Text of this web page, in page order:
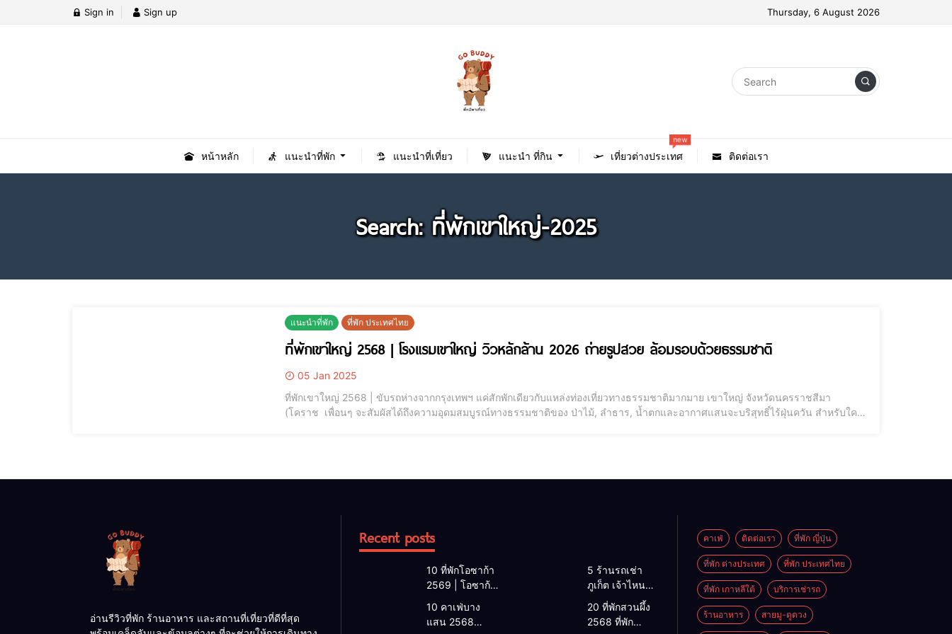
Sign in Sign up Thursday, 6 August 2026
หน้าหลัก แนะนำที่พัก แนะนำที่เที่ยว แนะนำ ที่กิน เที่ยวต่างประเทศ
new
ติดต่อเรา
Search: ที่พักเขาใหญ่-2025
แนะนำที่พัก ที่พัก ประเทศไทย
ที่พักเขาใหญ่ 2568 | โรงแรมเขาใหญ่ วิวหลักล้าน 2026 ถ่ายรูปสวย ล้อมรอบด้วยธรรมชาติ
05 Jan 2025
ที่พักเขาใหญ่ 2568 | ขับรถห่างจากกรุงเทพฯ แค่สักพักเดียวกับแหล่งท่องเที่ยวทางธรรมชาติมากมาย เขาใหญ่ จังหวัดนครราชสีมา
(โคราช เพื่อนๆ จะสัมผัสได้ถึงความอุดมสมบูรณ์ทางธรรมชาติของ ป่าไม้, ลำธาร, น้ำตกและอากาศแสนจะบริสุทธิ์ไร้ฝุ่นควัน สำหรับใครที่
อ่านรีวิวที่พัก ร้านอาหาร และสถานที่เที่ยวที่ดีที่สุด
Recent posts
10 ที่พักโอซาก้า
2569 | โอซาก้า
โรงแรมโอซาก้า
ใกล้สถานีรถไฟ
5 ร้านรถเช่า
ภูเก็ต เจ้าไหนดี
2026 | แนะนำ
เช่ารถภูเก็ต
2568 รับรถ
10 คาเฟ่บาง
แสน 2568
20 ที่พักสวนผึ้ง
2568 ที่พัก
คาเฟ่ ติดต่อเรา ที่พัก ญี่ปุ่น
ที่พัก ต่างประเทศ ที่พัก ประเทศไทย
ที่พัก เกาหลีใต้ บริการเช่ารถ
ร้านอาหาร สายมู-ดูดวง